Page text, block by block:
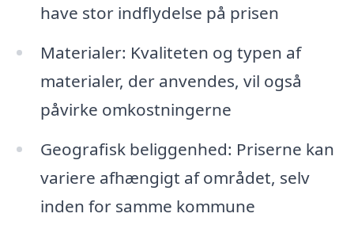
have stor indflydelse på prisen
Materialer: Kvaliteten og typen af
materialer, der anvendes, vil også
påvirke omkostningerne
Geografisk beliggenhed: Priserne kan
variere afhængigt af området, selv
inden for samme kommune